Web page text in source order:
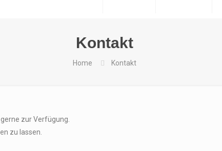
Kontakt
Home Kontakt
zur Verfügung.
zu lassen.